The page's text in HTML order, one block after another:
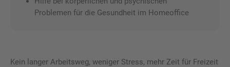
Problemen für die Gesundheit im Homeoffice
Kein langer Arbeitsweg, weniger Stress, mehr Zeit für Freizeit